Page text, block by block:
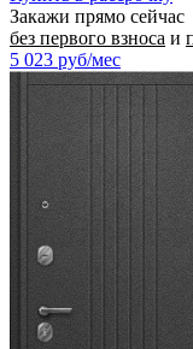
Закажи прямо сейчас
без первого взноса и
5 023 руб/мес